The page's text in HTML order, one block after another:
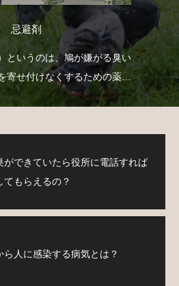
忌避剤
というのは、鳩が嫌がる臭い
寄せ付けなくするための薬剤
ものがあります。
ができていたら役所に電話すれば
てもらえるの？
ら人に感染する病気とは？